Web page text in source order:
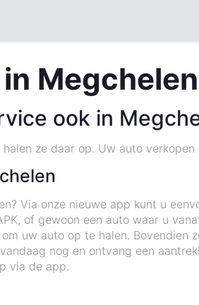
Megchelen
ook in
halen ze daar op. Uw auto
Via onze nieuwe app kunt u
of gewoon een auto waar u
uw auto op te halen.
nog en ontvang een
via de app.